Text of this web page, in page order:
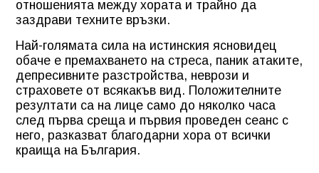
отношенията между хората и трайно да
заздрави техните връзки.
Най-голямата сила на истинския ясновидец
обаче е премахването на стреса, паник атаките,
депресивните разстройства, неврози и
страховете от всякакъв вид. Положителните
резултати са на лице само до няколко часа
след първа среща и първия проведен сеанс с
него, разказват благодарни хора от всички
краища на България.